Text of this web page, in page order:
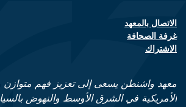
Footer contact links
الاتصال بالمعهد
غرفة الصحافة
الاشتراك
معهد واشنطن يسعى إلى تعزيز فهم متوازن
الأمريكية في الشرق الأوسط والنهوض